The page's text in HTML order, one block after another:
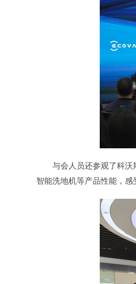
与会人员还参观了科沃斯
智能洗地机等产品性能，感